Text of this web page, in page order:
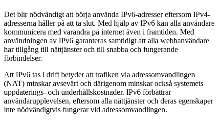
Det blir nödvändigt att börja använda IPv6-adresser eftersom IPv4-
adresserna håller på att ta slut. Med hjälp av IPv6 kan alla användare
kommunicera med varandra på internet även i framtiden. Med
användningen av IPv6 garanteras samtidigt att alla webbanvändare
har tillgång till nättjänster och till snabba och fungerande
förbindelser.
Att IPv6 tas i drift betyder att trafiken via adressomvandlingen
(NAT) minskar avsevärt och därigenom minskar också systemets
uppdaterings- och underhållskostnader. IPv6 förbättrar
användarupplevelsen, eftersom alla nättjänster och deras egenskaper
inte nödvändigtvis fungerar vid adressomvandlingen.